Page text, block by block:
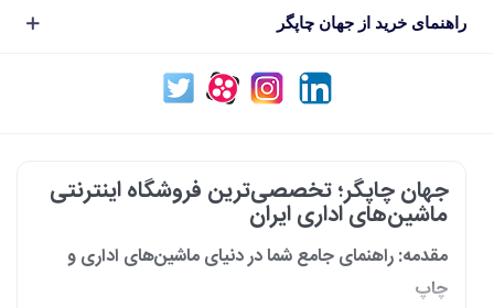
راهنمای خرید از جهان چاپگر
جهان چاپگر؛ تخصصی‌ترین فروشگاه اینترنتی
ماشین‌های اداری ایران
مقدمه: راهنمای جامع شما در دنیای ماشین‌های اداری و
چاپ